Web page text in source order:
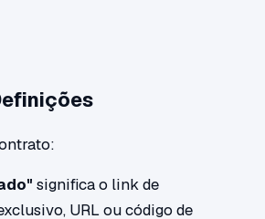
significa o link de
URL ou código de